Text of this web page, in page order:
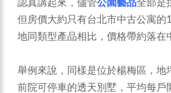
認真講起來，儘管公園藝品全部是
但房價大約只有台北市中古公寓的
地同類型產品相比，價格帶約落在
舉例來說，同樣是位於楊梅區，地
前院可停車的透天別墅，平均每戶